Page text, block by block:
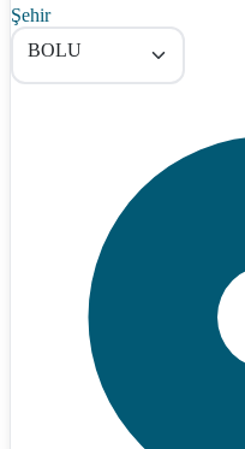
Şehir
BOLU